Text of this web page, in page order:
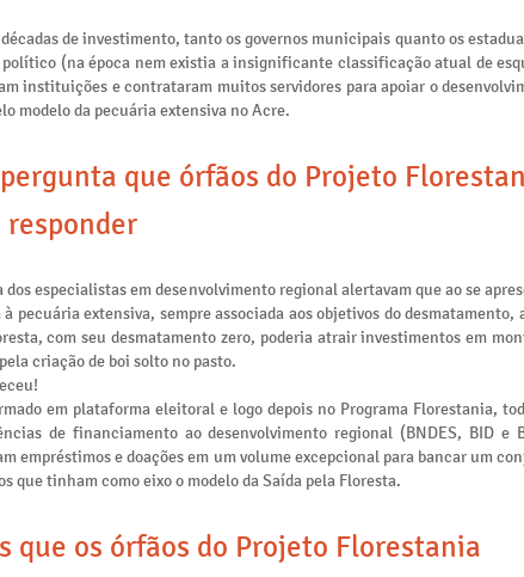
de investimento, tanto os governos municipais quanto os
(na época nem existia a insignificante classificação atual de
instituições e contrataram muitos servidores para apoiar o
modelo da pecuária extensiva no Acre.
que órfãos do Projeto
responder
dos especialistas em desenvolvimento regional alertavam que ao se
pecuária extensiva, sempre associada aos objetivos do desmatamento,
com seu desmatamento zero, poderia atrair investimentos em
criação de boi solto no pasto.
em plataforma eleitoral e logo depois no Programa Florestania,
de financiamento ao desenvolvimento regional (BNDES, BID e
empréstimos e doações em um volume excepcional para bancar um
que tinham como eixo o modelo da Saída pela Floresta.
que os órfãos do Projeto Florestania